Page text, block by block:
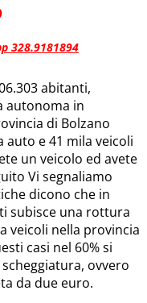
328.9181894
abitanti,
autonoma in
di Bolzano
auto e 41 mila veicoli
un veicolo ed avete
Vi segnaliamo
dicono che in
subisce una rottura
veicoli nella provincia
casi nel 60% si
ovvero
da due euro.